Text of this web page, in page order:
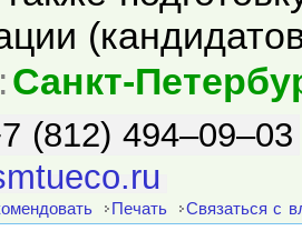
Санкт-
(812) 494–09–03
Печать Связаться с